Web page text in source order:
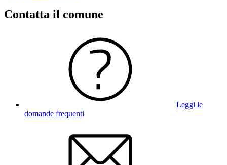
Contatta il comune
Leggi le
domande frequenti